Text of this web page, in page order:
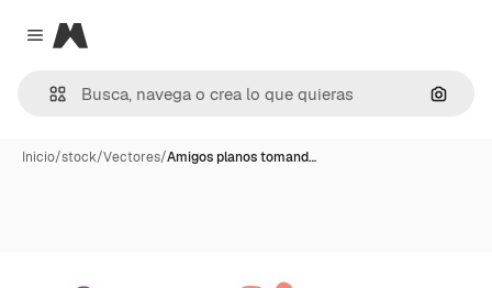
Close menu
Magnific
Inicio/stock/Vectores/Amigos planos tomand…